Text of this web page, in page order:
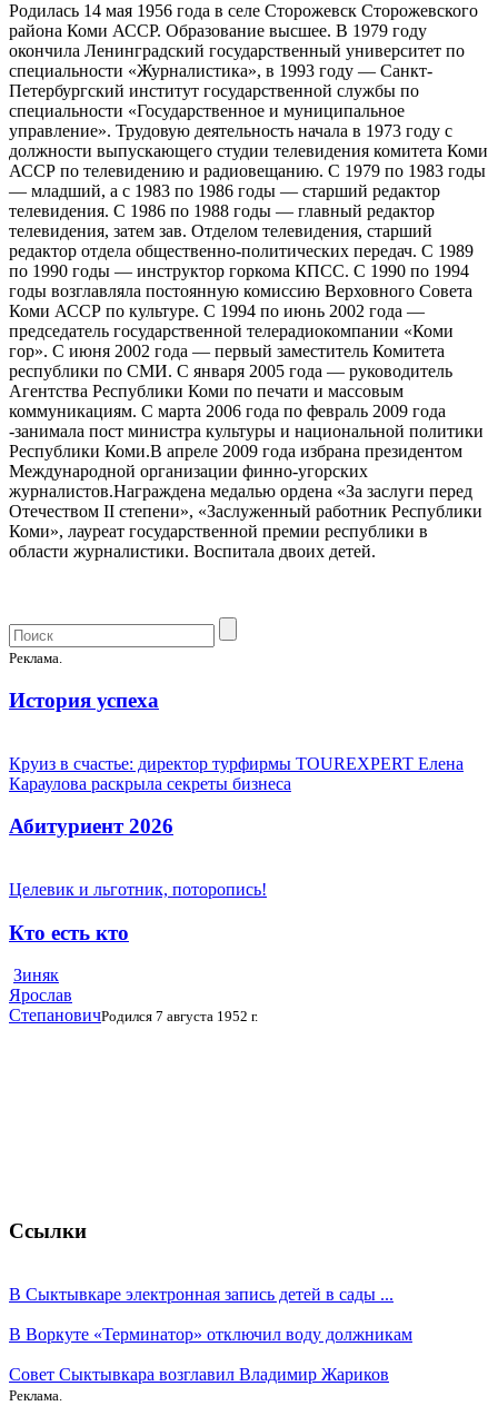
Родилась 14 мая 1956 года в селе Сторожевск Сторожевского
района Коми АССР. Образование высшее. В 1979 году
окончила Ленинградский государственный университет по
специальности «Журналистика», в 1993 году — Санкт-
Петербургский институт государственной службы по
специальности «Государственное и муниципальное
управление». Трудовую деятельность начала в 1973 году с
должности выпускающего студии телевидения комитета Коми
АССР по телевидению и радиовещанию. С 1979 по 1983 годы
— младший, а с 1983 по 1986 годы — старший редактор
телевидения. С 1986 по 1988 годы — главный редактор
телевидения, затем зав. Отделом телевидения, старший
редактор отдела общественно-политических передач. С 1989
по 1990 годы — инструктор горкома КПСС. С 1990 по 1994
годы возглавляла постоянную комиссию Верховного Совета
Коми АССР по культуре. С 1994 по июнь 2002 года —
председатель государственной телерадиокомпании «Коми
гор». С июня 2002 года — первый заместитель Комитета
республики по СМИ. С января 2005 года — руководитель
Агентства Республики Коми по печати и массовым
коммуникациям. С марта 2006 года по февраль 2009 года
-занимала пост министра культуры и национальной политики
Республики Коми.В апреле 2009 года избрана президентом
Международной организации финно-угорских
журналистов.Награждена медалью ордена «За заслуги перед
Отечеством II степени», «Заслуженный работник Республики
Коми», лауреат государственной премии республики в
области журналистики. Воспитала двоих детей.
Реклама.
История успеха
Круиз в счастье: директор турфирмы TOUREXPERT Елена
Караулова раскрыла секреты бизнеса
Абитуриент 2026
Целевик и льготник, поторопись!
Кто есть кто
Зиняк
Ярослав
СтепановичРодился 7 августа 1952 г.
Ссылки
В Сыктывкаре электронная запись детей в сады ...
В Воркуте «Терминатор» отключил воду должникам
Совет Сыктывкара возглавил Владимир Жариков
Реклама.